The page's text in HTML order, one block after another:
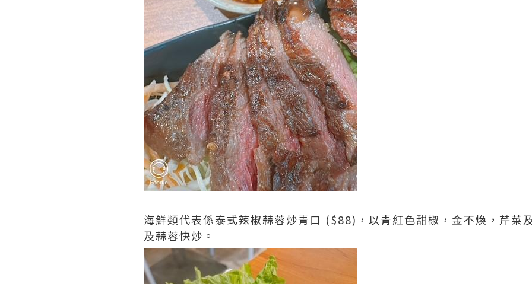
海鮮類代表係泰式辣椒蒜蓉炒青口 ($88)，以青紅色甜椒，金不煥，芹菜
及蒜蓉快炒。